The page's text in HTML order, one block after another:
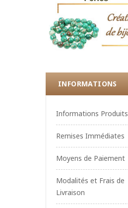
INFORMATIONS
Informations Produits
Remises Immédiates
Moyens de Paiement
Modalités et Frais de
Livraison